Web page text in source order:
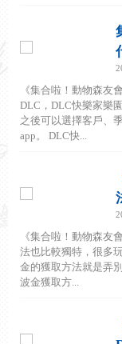
《集合啦！動物森友
DLC，DLC快樂家樂
之後可以選擇客戶、
app。 DLC快...
《集合啦！動物森友
法也比較獨特，很多
金的獲取方法就是弄
波金獲取方...